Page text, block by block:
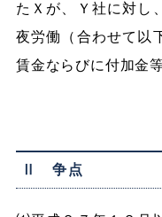
たＸが、Ｙ社に対し
夜労働（合わせて以
賃金ならびに付加金
Ⅱ 争点